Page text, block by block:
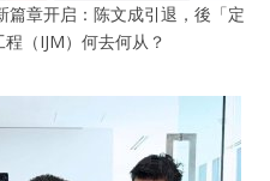
篇章开启：陈文成引退，後「定
（IJM）何去何从？